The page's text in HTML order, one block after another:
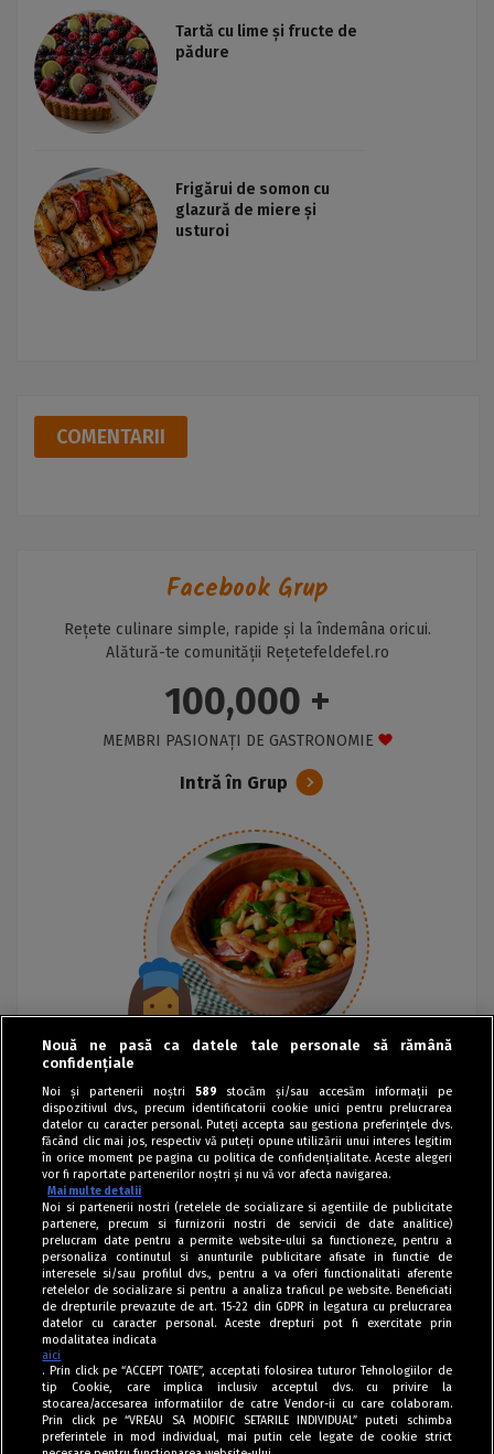
Tartă cu lime și fructe de
pădure
Frigărui de somon cu
glazură de miere și
usturoi
COMENTARII
Facebook Grup
Rețete culinare simple, rapide și la îndemâna oricui.
Alătură-te comunității Rețetefeldefel.ro
100,000 +
MEMBRI PASIONAȚI DE GASTRONOMIE
Intră în Grup
Tag index
Nouă ne pasă ca datele tale personale să rămână
confidențiale
Noi și partenerii noștri 589 stocăm și/sau accesăm informații pe
dispozitivul dvs., precum identificatorii cookie unici pentru prelucrarea
datelor cu caracter personal. Puteți accepta sau gestiona preferințele dvs.
făcând clic mai jos, respectiv vă puteți opune utilizării unui interes legitim
în orice moment pe pagina cu politica de confidențialitate. Aceste alegeri
vor fi raportate partenerilor noștri și nu vă vor afecta navigarea.
Mai multe detalii
Noi si partenerii nostri (retelele de socializare si agentiile de publicitate
partenere, precum si furnizorii nostri de servicii de date analitice)
prelucram date pentru a permite website-ului sa functioneze, pentru a
personaliza continutul si anunturile publicitare afisate in functie de
interesele si/sau profilul dvs., pentru a va oferi functionalitati aferente
retelelor de socializare si pentru a analiza traficul pe website. Beneficiati
de drepturile prevazute de art. 15-22 din GDPR in legatura cu prelucrarea
datelor cu caracter personal. Aceste drepturi pot fi exercitate prin
modalitatea indicata
aici
. Prin click pe “ACCEPT TOATE”, acceptati folosirea tuturor Tehnologiilor de
tip Cookie, care implica inclusiv acceptul dvs. cu privire la
stocarea/accesarea informatiilor de catre Vendor-ii cu care colaboram.
Prin click pe “VREAU SA MODIFIC SETARILE INDIVIDUAL” puteti schimba
preferintele in mod individual, mai putin cele legate de cookie strict